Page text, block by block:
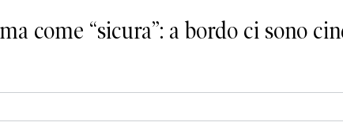
come “sicura”: a bordo ci sono